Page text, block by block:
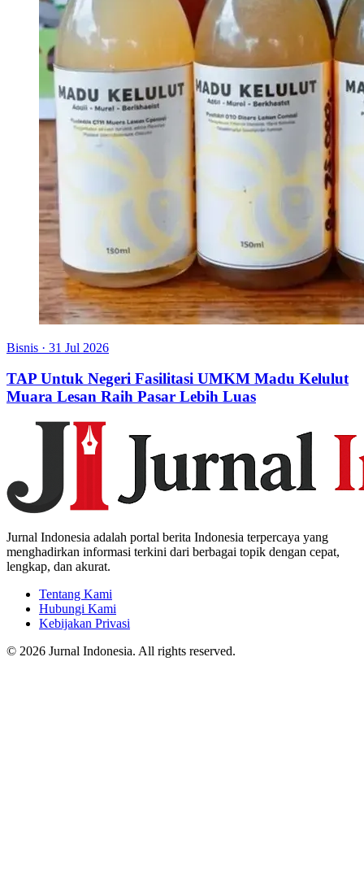
Bisnis · 31 Jul 2026
TAP Untuk Negeri Fasilitasi UMKM Madu Kelulut
Muara Lesan Raih Pasar Lebih Luas
Jurnal Indonesia adalah portal berita Indonesia terpercaya yang
menghadirkan informasi terkini dari berbagai topik dengan cepat,
lengkap, dan akurat.
Tentang Kami
Hubungi Kami
Kebijakan Privasi
© 2026 Jurnal Indonesia. All rights reserved.